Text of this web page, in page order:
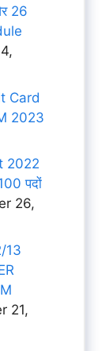
26
Card
2023
2022
पदों
26,
13
21,